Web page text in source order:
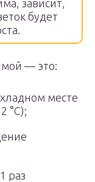
зависит,
будет
— это:
месте
°С);
раз